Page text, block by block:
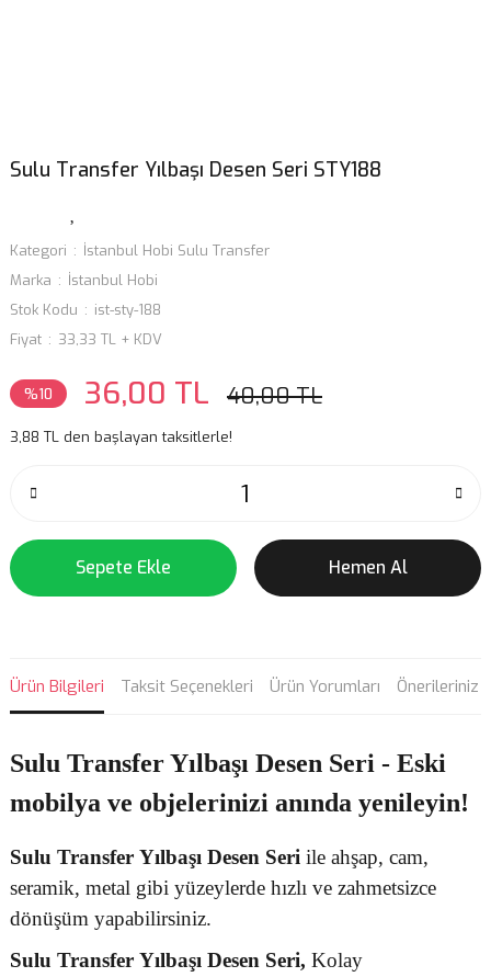
Sulu Transfer Yılbaşı Desen Seri STY188
Kategori
İstanbul Hobi Sulu Transfer
Marka
İstanbul Hobi
Stok Kodu
ist-sty-188
Fiyat
33,33 TL + KDV
%10 36,00 TL 40,00 TL
3,88 TL den başlayan taksitlerle!
Sepete Ekle Hemen Al
Ürün Bilgileri Taksit Seçenekleri Ürün Yorumları Önerileriniz
Sulu Transfer Yılbaşı Desen Seri - Eski
mobilya ve objelerinizi anında yenileyin!
Sulu Transfer Yılbaşı Desen Seri ile ahşap, cam,
seramik, metal gibi yüzeylerde hızlı ve zahmetsizce
dönüşüm yapabilirsiniz.
Sulu Transfer Yılbaşı Desen Seri, Kolay